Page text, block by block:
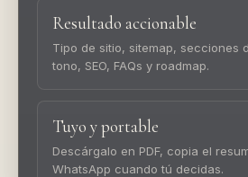
Resultado accionable
Tipo de sitio, sitemap, secciones
tono, SEO, FAQs y roadmap.
Tuyo y portable
Descárgalo en PDF, copia el
WhatsApp cuando tú decidas.